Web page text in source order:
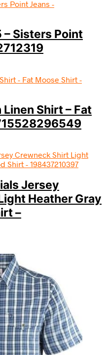
– Sisters Point
Shirt – Fat
Jersey
Heather Gray
–